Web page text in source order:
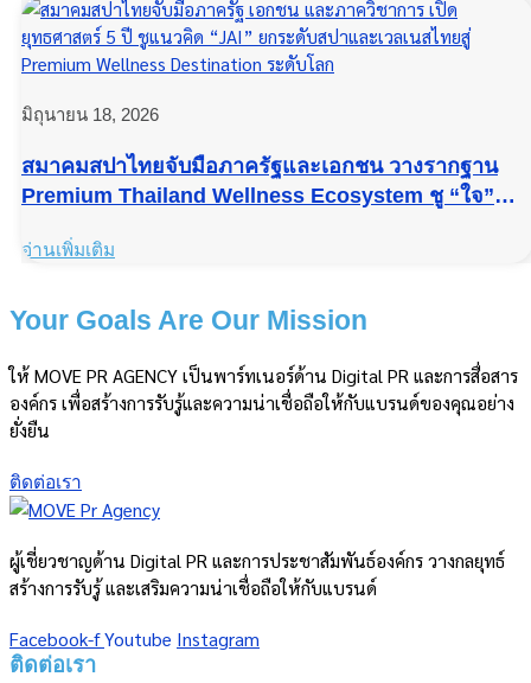
มิถุนายน 18, 2026
สมาคมสปาไทยจับมือภาครัฐและเอกชน วางรากฐาน
Premium Thailand Wellness Ecosystem ชู “ใจ”
โลก
อ่านเพิ่มเติม
Your Goals Are Our Mission
ให้ MOVE PR AGENCY เป็นพาร์ทเนอร์ด้าน Digital PR และการสื่อสาร
องค์กร เพื่อสร้างการรับรู้และความน่าเชื่อถือให้กับแบรนด์ของคุณอย่าง
ยั่งยืน
ติดต่อเรา
ผู้เชี่ยวชาญด้าน Digital PR และการประชาสัมพันธ์องค์กร วางกลยุทธ์
สร้างการรับรู้ และเสริมความน่าเชื่อถือให้กับแบรนด์
Facebook-fYoutube Instagram
ติดต่อเรา